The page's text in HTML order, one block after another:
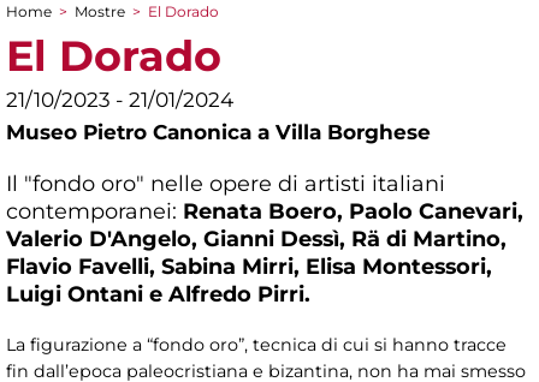
Tu sei qui
Home > Mostre > El Dorado
El Dorado
21/10/2023 - 21/01/2024
Museo Pietro Canonica a Villa Borghese
Il "fondo oro" nelle opere di artisti italiani
contemporanei: Renata Boero, Paolo Canevari,
Valerio D'Angelo, Gianni Dessì, Rä di Martino,
Flavio Favelli, Sabina Mirri, Elisa Montessori,
Luigi Ontani e Alfredo Pirri.
La figurazione a “fondo oro”, tecnica di cui si hanno tracce
fin dall’epoca paleocristiana e bizantina, non ha mai smesso